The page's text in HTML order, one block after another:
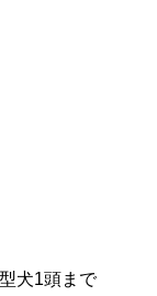
犬1頭まで
ーも可）